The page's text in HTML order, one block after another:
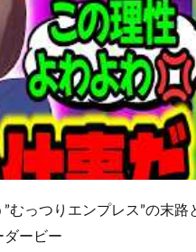
むっつりエンプレス”の末路
ダービー